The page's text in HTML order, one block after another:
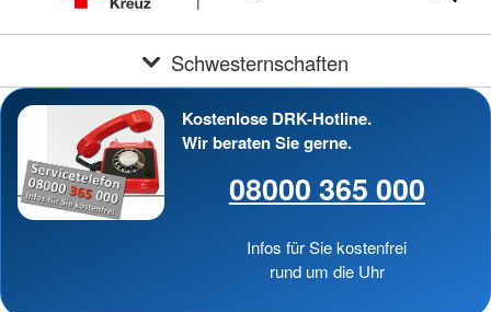
Schwesternschaften
Kostenlose DRK-Hotline.
Wir beraten Sie gerne.
08000 365 000
Infos für Sie kostenfrei
rund um die Uhr